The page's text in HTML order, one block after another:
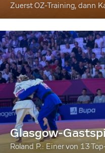
Zuerst OZ-Training, dann
Glasgow-
Roland P.: Einer von 13